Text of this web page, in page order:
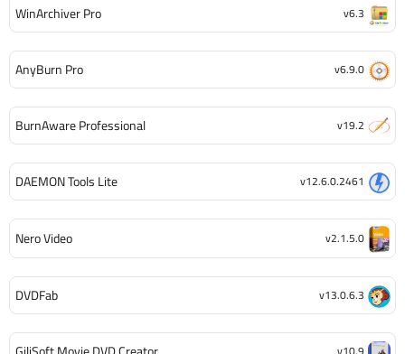
WinArchiver Pro v6.3
AnyBurn Pro v6.9.0
BurnAware Professional v19.2
DAEMON Tools Lite v12.6.0.2461
Nero Video v2.1.5.0
DVDFab v13.0.6.3